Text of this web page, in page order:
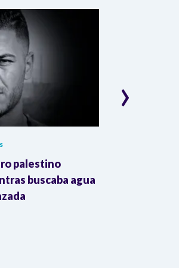
palestino
buscaba agua
›